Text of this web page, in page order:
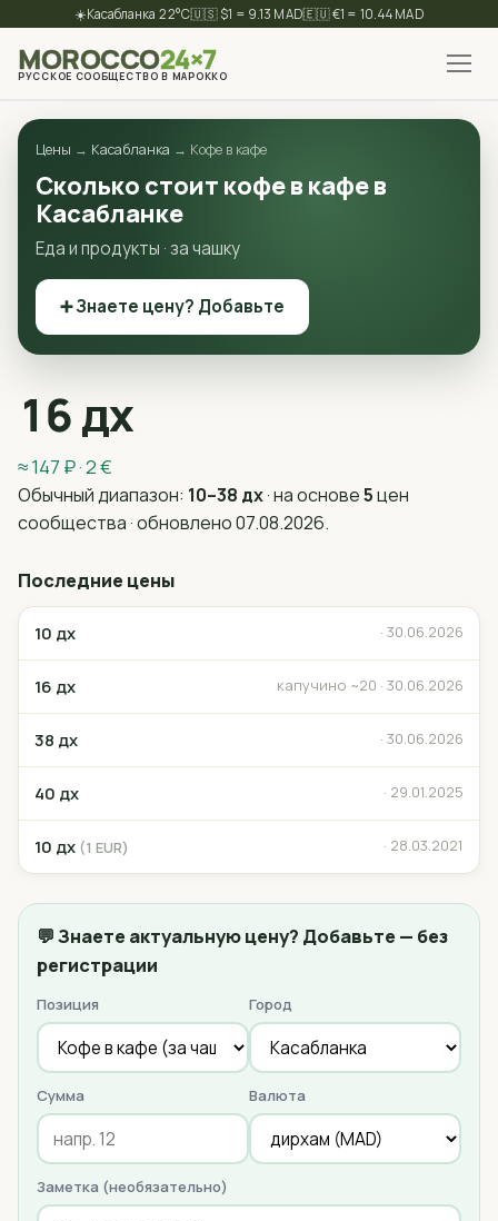
☀️ 22°C🇺🇸 $1 = 9.13 MAD🇪🇺 €1 = 10.44 MAD
MOROCCO24×7
РУССКОЕ СООБЩЕСТВО В МАРОККО
Цены → Касабланка → Кофе в кафе
Сколько стоит кофе в кафе в
Касабланке
Еда и продукты · за чашку
➕ Знаете цену? Добавьте
16 дх
≈ 147 ₽ · 2 €
Обычный диапазон: 10–38 дх· на основе5цен
сообщества · обновлено 07.08.2026.
Последние цены
10 дх · 30.06.2026
16 дх капучино ~20 · 30.06.2026
38 дх · 30.06.2026
40 дх · 29.01.2025
10 дх (1 EUR) · 28.03.2021
💬 Знаете актуальную цену? Добавьте — без
регистрации
Позиция Город
Сумма Валюта
Заметка (необязательно)